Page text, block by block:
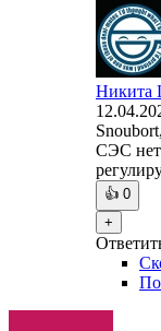
Никита
СЭС
👍 0
+